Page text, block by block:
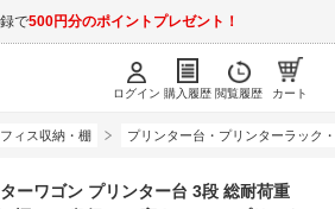
で500円分のポイントプレゼント！
ログイン 購入履歴 閲覧履歴 カート
ィス収納・棚 プリンター台・プリンターラック
ーワゴン プリンター台 3段 総耐荷重